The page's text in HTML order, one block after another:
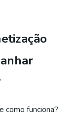
como funciona?